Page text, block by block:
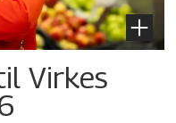
Virkes